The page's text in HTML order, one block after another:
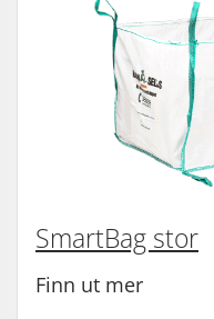
SmartBag stor
Finn ut mer